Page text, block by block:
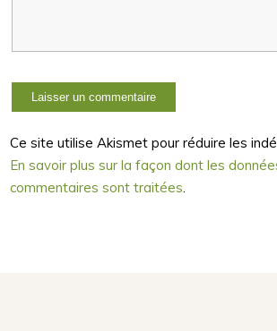
Ce site utilise Akismet pour réduire les
En savoir plus sur la façon dont les
commentaires sont traitées.